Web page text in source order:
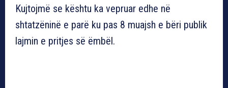
Kujtojmë se kështu ka vepruar edhe në
shtatzëninë e parë ku pas 8 muajsh e bëri publik
lajmin e pritjes së ëmbël.